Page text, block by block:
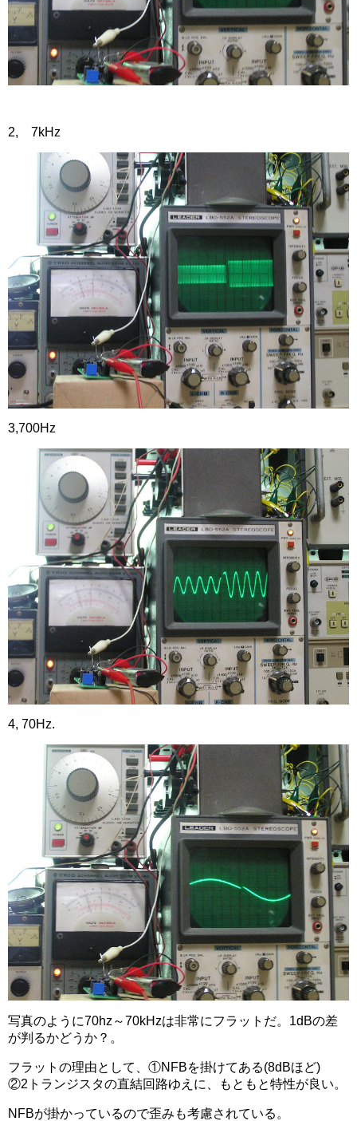
2, 7kHz
3,700Hz
4, 70Hz.
写真のように70hz～70kHzは非常にフラットだ。1dBの差
が判るかどうか？。
フラットの理由として、①NFBを掛けてある(8dBほど)
②2トランジスタの直結回路ゆえに、もともと特性が良い。
NFBが掛かっているので歪みも考慮されている。